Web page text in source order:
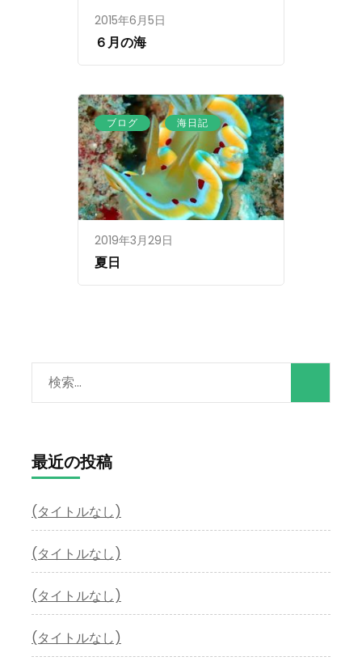
2015年6月5日
６月の海
ブログ 、 海日記
2019年3月29日
夏日
検
索:
最近の投稿
(タイトルなし)
(タイトルなし)
(タイトルなし)
(タイトルなし)